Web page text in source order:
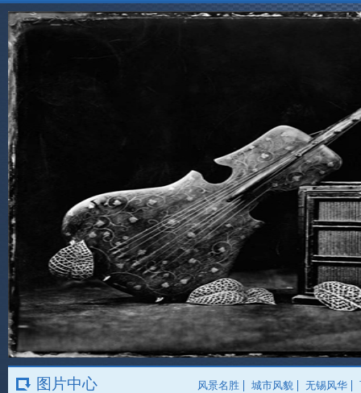
图片中心 风景名胜 城市风貌 无锡风华